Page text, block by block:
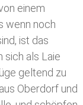
einem
wenn noch
ist das
sich als Laie
geltend zu
aus Oberdorf und